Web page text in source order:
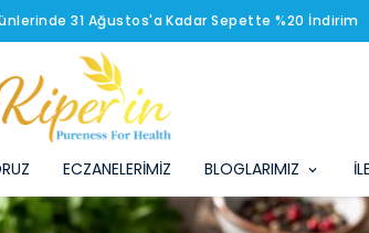
31 Ağustos'a Kadar Sepette %20 İndirim
ECZANELERİMİZ BLOGLARIMIZ